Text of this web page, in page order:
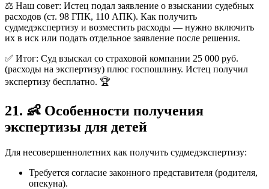
⚖️ Наш совет: Истец подал заявление о взыскании судебных
расходов (ст. 98 ГПК, 110 АПК). Как получить
судмедэкспертизу и возместить расходы — нужно включить
их в иск или подать отдельное заявление после решения.
✅ Итог: Суд взыскал со страховой компании 25 000 руб.
(расходы на экспертизу) плюс госпошлину. Истец получил
экспертизу бесплатно. 🏆
21. 👶 Особенности получения
экспертизы для детей
Для несовершеннолетних как получить судмедэкспертизу:
Требуется согласие законного представителя (родителя,
опекуна).